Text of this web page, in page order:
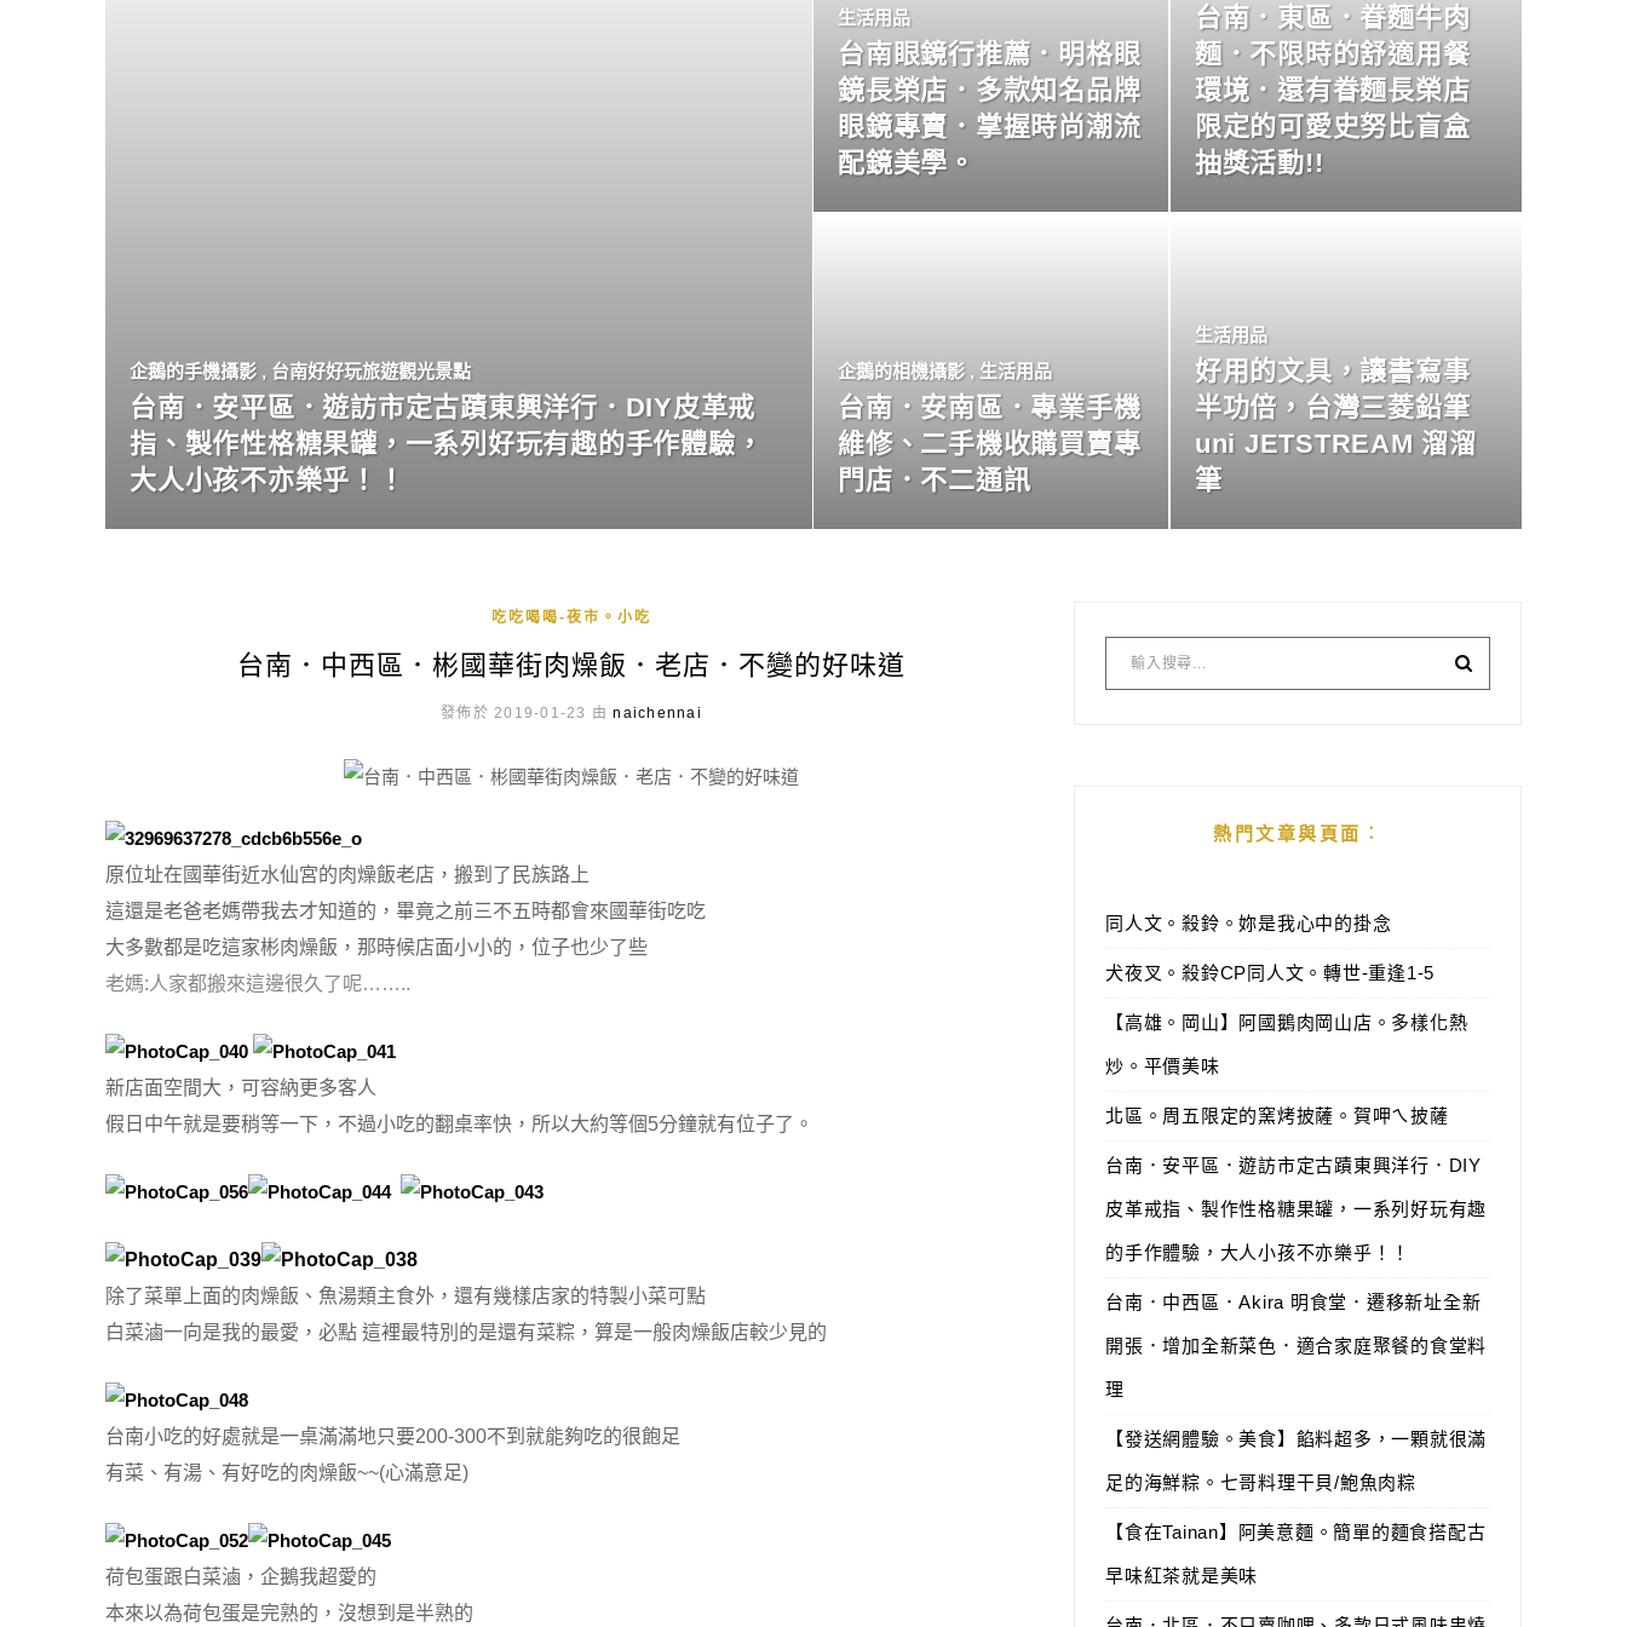
企鵝的手機攝影 , 台南好好玩旅遊觀光景點
台南．安平區．遊訪市定古蹟東興洋行．DIY皮革戒
指、製作性格糖果罐，一系列好玩有趣的手作體驗，
大人小孩不亦樂乎！！
生活用品
台南眼鏡行推薦．明格眼
鏡長榮店．多款知名品牌
眼鏡專賣．掌握時尚潮流
配鏡美學。
台南．東區．眷麵牛肉
麵．不限時的舒適用餐
環境．還有眷麵長榮店
限定的可愛史努比盲盒
抽獎活動!!
企鵝的相機攝影 , 生活用品
台南．安南區．專業手機
維修、二手機收購買賣專
門店．不二通訊
生活用品
好用的文具，讓書寫事
半功倍，台灣三菱鉛筆
uni JETSTREAM 溜溜
筆
吃吃喝喝-夜市。小吃
台南．中西區．彬國華街肉燥飯．老店．不變的好味道
發佈於 2019-01-23 由naichennai
原位址在國華街近水仙宮的肉燥飯老店，搬到了民族路上
這還是老爸老媽帶我去才知道的，畢竟之前三不五時都會來國華街吃吃
大多數都是吃這家彬肉燥飯，那時候店面小小的，位子也少了些
老媽:人家都搬來這邊很久了呢……..
新店面空間大，可容納更多客人
假日中午就是要稍等一下，不過小吃的翻桌率快，所以大約等個5分鐘就有位子了。
除了菜單上面的肉燥飯、魚湯類主食外，還有幾樣店家的特製小菜可點
白菜滷一向是我的最愛，必點 這裡最特別的是還有菜粽，算是一般肉燥飯店較少見的
台南小吃的好處就是一桌滿滿地只要200-300不到就能夠吃的很飽足
有菜、有湯、有好吃的肉燥飯~~(心滿意足)
荷包蛋跟白菜滷，企鵝我超愛的
本來以為荷包蛋是完熟的，沒想到是半熟的
熱門文章與頁面︰
同人文。殺鈴。妳是我心中的掛念
犬夜叉。殺鈴CP同人文。轉世-重逢1-5
【高雄。岡山】阿國鵝肉岡山店。多樣化熱
炒。平價美味
北區。周五限定的窯烤披薩。賀呷ㄟ披薩
台南．安平區．遊訪市定古蹟東興洋行．DIY
皮革戒指、製作性格糖果罐，一系列好玩有趣
的手作體驗，大人小孩不亦樂乎！！
台南．中西區．Akira 明食堂．遷移新址全新
開張．增加全新菜色．適合家庭聚餐的食堂料
理
【發送網體驗。美食】餡料超多，一顆就很滿
足的海鮮粽。七哥料理干貝/鮑魚肉粽
【食在Tainan】阿美意麵。簡單的麵食搭配古
早味紅茶就是美味